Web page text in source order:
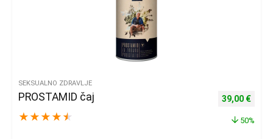
SEKSUALNO ZDRAVLJE
PROSTAMID čaj
★ ★ ★ ★ ★
Izvorna
39,00 €
50%